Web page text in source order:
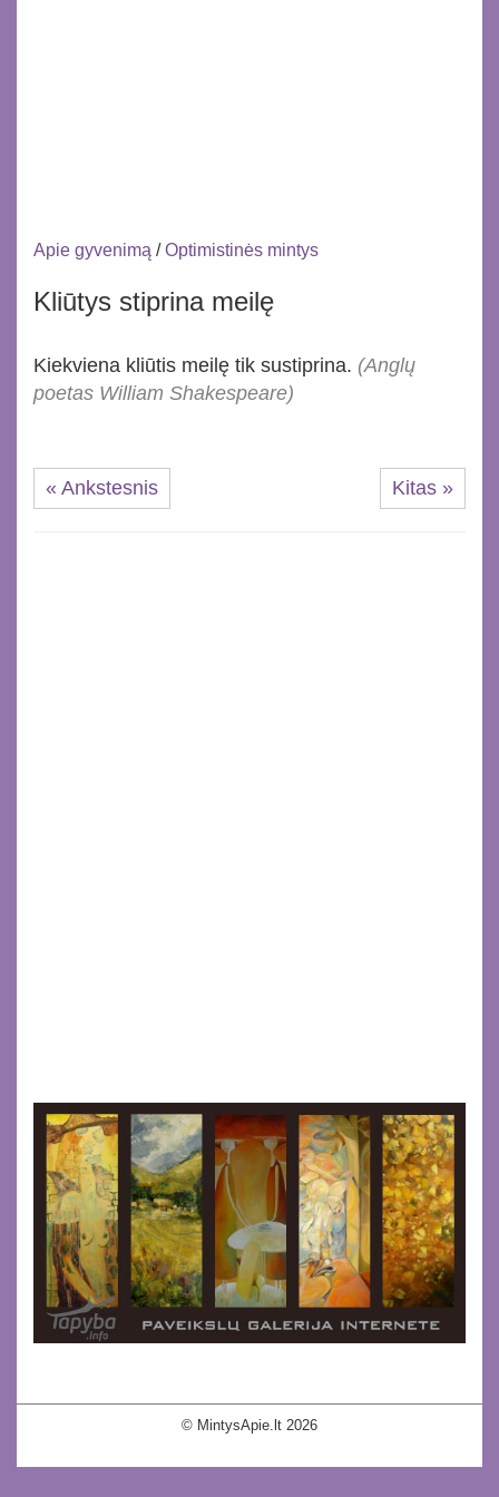
Apie gyvenimą /Optimistinės mintys
Kliūtys stiprina meilę
Kiekviena kliūtis meilę tik sustiprina. (Anglų
poetas William Shakespeare)
« Ankstesnis Kitas »
© MintysApie.lt 2026